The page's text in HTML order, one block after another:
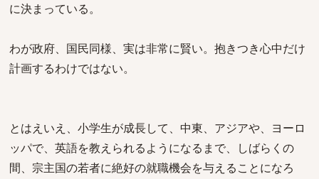
に決まっている。
わが政府、国民同様、実は非常に賢い。抱きつき心中だけ
計画するわけではない。
とはえいえ、小学生が成長して、中東、アジアや、ヨーロ
ッパで、英語を教えられるようになるまで、しばらくの
間、宗主国の若者に絶好の就職機会を与えることになろ